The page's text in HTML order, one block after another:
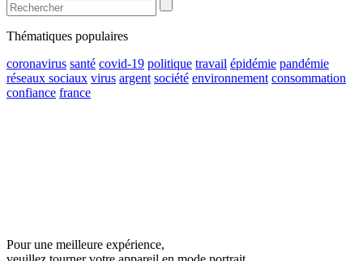
Thématiques populaires
coronavirus santé covid-19 politique travail épidémie pandémie
réseaux sociaux virus argent société environnement consommation
confiance france
Pour une meilleure expérience,